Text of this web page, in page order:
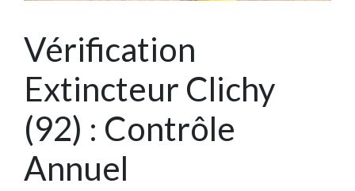
Vérification
Extincteur Clichy
(92) : Contrôle
Annuel